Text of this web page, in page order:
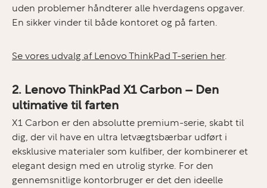
uden problemer håndterer alle hverdagens opgaver.
En sikker vinder til både kontoret og på farten.
Se vores udvalg af Lenovo ThinkPad T-serien her.
2. Lenovo ThinkPad X1 Carbon – Den
ultimative til farten
X1 Carbon er den absolutte premium-serie, skabt til
dig, der vil have en ultra letvægtsbærbar udført i
eksklusive materialer som kulfiber, der kombinerer et
elegant design med en utrolig styrke. For den
gennemsnitlige kontorbruger er det den ideelle